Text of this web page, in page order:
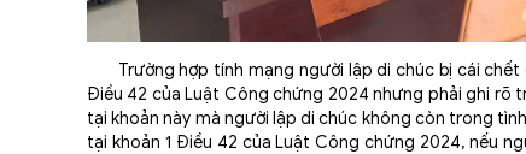
Trường hợp tính mạng người lập di chúc bị cái chết
Điều 42 của Luật Công chứng 2024 nhưng phải ghi rõ
tại khoản này mà người lập di chúc không còn trong
tại khoản 1 Điều 42 của Luật Công chứng 2024, nếu